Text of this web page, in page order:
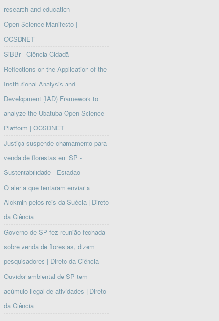
research and education
Open Science Manifesto |
OCSDNET
SiBBr - Ciência Cidadã
Reflections on the Application of the
Institutional Analysis and
Development (IAD) Framework to
analyze the Ubatuba Open Science
Platform | OCSDNET
Justiça suspende chamamento para
venda de florestas em SP -
Sustentabilidade - Estadão
O alerta que tentaram enviar a
Alckmin pelos reis da Suécia | Direto
da Ciência
Governo de SP fez reunião fechada
sobre venda de florestas, dizem
pesquisadores | Direto da Ciência
Ouvidor ambiental de SP tem
acúmulo ilegal de atividades | Direto
da Ciência